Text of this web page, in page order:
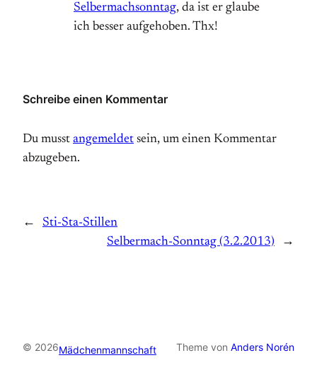
Selbermachsonntag, da ist er glaube
ich besser aufgehoben. Thx!
Schreibe einen Kommentar
Du musst angemeldet sein, um einen Kommentar
abzugeben.
←
Sti-Sta-Stillen
Selbermach-Sonntag (3.2.2013)
→
© 2026Mädchenmannschaft Theme von Anders Norén